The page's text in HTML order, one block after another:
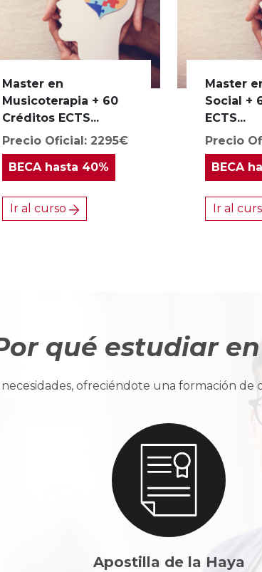
Master en
Musicoterapia + 60
Créditos ECTS...
Precio Oficial: 2295€
BECAhasta 40%
Ir al curso
Master
Social +
ECTS...
Precio
BECA
Ir al
qué estudiar en
necesidades, ofreciéndote una formación
Apostilla de la Haya